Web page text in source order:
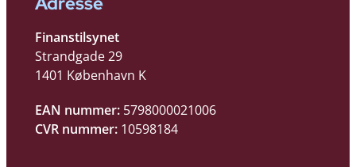
Finanstilsynet
Strandgade 29
1401 København K
EAN nummer: 5798000021006
CVR nummer: 10598184